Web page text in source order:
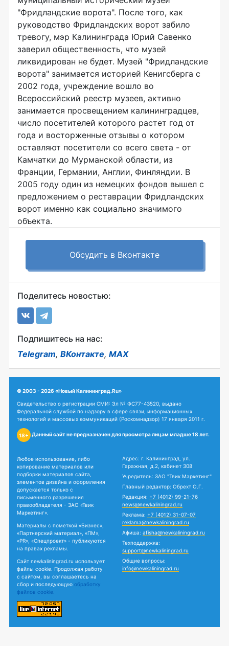
"Фридландские ворота". После того, как
руководство Фридландских ворот забило
тревогу, мэр Калининграда Юрий Савенко
заверил общественность, что музей
ликвидирован не будет. Музей "Фридландские
ворота" занимается историей Кенигсберга с
2002 года, учреждение вошло во
Всероссийский реестр музеев, активно
занимается просвещением калининградцев,
число посетителей которого растет год от
года и восторженные отзывы о котором
оставляют посетители со всего света - от
Камчатки до Мурманской области, из
Франции, Германии, Англии, Финляндии. В
2005 году один из немецких фондов вышел с
предложением о реставрации Фридландских
ворот именно как социально значимого
объекта.
Обсудить в Вконтакте
Поделитесь новостью:
Подпишитесь на нас:
Telegram, ВКонтакте, MAX
© 2003 - 2026 «Новый Калининград.Ru»
Свидетельство о регистрации СМИ: Эл № ФС77-43520, выдано
Федеральной службой по надзору в сфере связи, информационных
технологий и массовых коммуникаций (Роскомнадзор) 17 января 2011 г.
18+ Данный сайт не предназначен для просмотра лицам младше 18 лет.
Любое использование, либо
копирование материалов или
подборки материалов сайта,
элементов дизайна и оформления
допускается только с
письменного разрешения
правообладателя - ЗАО «Твик
Маркетинг».
Материалы с пометкой «Бизнес»,
«Партнерский материал», «ПМ»,
«PR», «Спецпроект» - публикуются
на правах рекламы.
Сайт newkaliningrad.ru использует
файлы cookie. Продолжая работу
с сайтом, вы соглашаетесь на
сбор и последующую обработку
файлов cookie.
Адрес: г. Калининград, ул.
Гаражная, д.2, кабинет 308
Учредитель: ЗАО "Твик Маркетинг"
Главный редактор: Обрехт О.Г.
Редакция: +7 (4012) 99-21-76
news@newkaliningrad.ru
Реклама: +7 (4012) 31-07-07
reklama@newkaliningrad.ru
Афиша: afisha@newkaliningrad.ru
Техподдержка:
support@newkaliningrad.ru
Общие вопросы:
info@newkaliningrad.ru